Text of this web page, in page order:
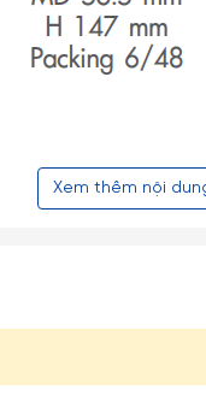
Thái Lan thích
Xem thêm nội